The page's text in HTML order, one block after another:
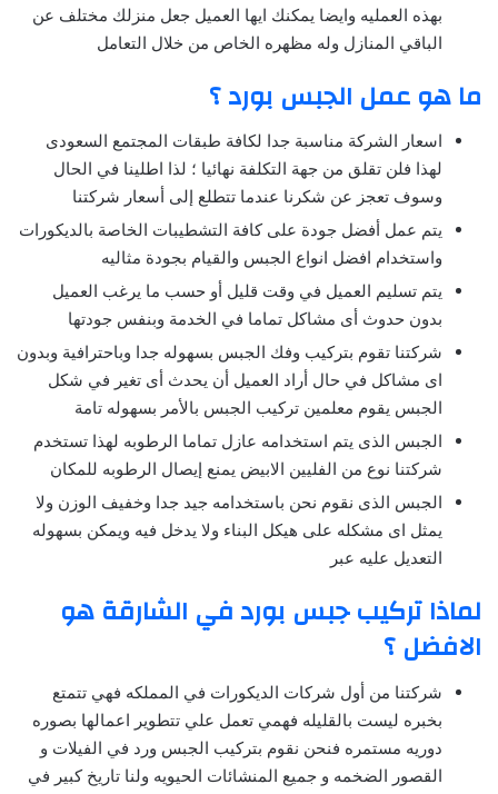
بهذه العمليه وايضا يمكنك ايها العميل جعل منزلك مختلف عن
الباقي المنازل وله مظهره الخاص من خلال التعامل
ما هو عمل الجبس بورد ؟
اسعار الشركة مناسبة جدا لكافة طبقات المجتمع السعودى
لهذا فلن تقلق من جهة التكلفة نهائيا ؛ لذا اطلينا في الحال
وسوف تعجز عن شكرنا عندما تتطلع إلى أسعار شركتنا
يتم عمل أفضل جودة على كافة التشطيبات الخاصة بالديكورات
واستخدام افضل انواع الجبس والقيام بجودة مثاليه
يتم تسليم العميل في وقت قليل أو حسب ما يرغب العميل
بدون حدوث أى مشاكل تماما في الخدمة وبنفس جودتها
شركتنا تقوم بتركيب وفك الجبس بسهوله جدا وباحترافية وبدون
اى مشاكل في حال أراد العميل أن يحدث أى تغير في شكل
الجبس يقوم معلمين تركيب الجبس بالأمر بسهوله تامة
الجبس الذى يتم استخدامه عازل تماما الرطوبه لهذا تستخدم
شركتنا نوع من الفليين الابيض يمنع إيصال الرطوبه للمكان
الجبس الذى نقوم نحن باستخدامه جيد جدا وخفيف الوزن ولا
يمثل اى مشكله على هيكل البناء ولا يدخل فيه ويمكن بسهوله
التعديل عليه عبر
لماذا تركيب جبس بورد في الشارقة هو
الافضل ؟
شركتنا من أول شركات الديكورات في المملكه فهي تتمتع
بخبره ليست بالقليله فهمي تعمل علي تتطوير اعمالها بصوره
دوريه مستمره فنحن نقوم بتركيب الجبس ورد في الفيلات و
القصور الضخمه و جميع المنشائات الحيويه ولنا تاريخ كبير في